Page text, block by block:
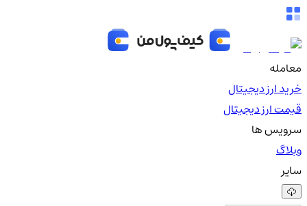
معامله
خرید ارز دیجیتال
قیمت ارز دیجیتال
سرویس ها
وبلاگ
سایر